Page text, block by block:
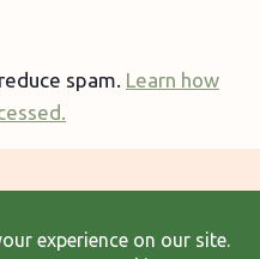
spam. Learn how
Arhiva articole